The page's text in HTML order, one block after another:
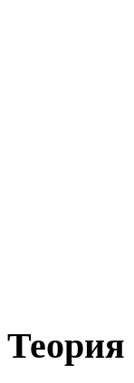
Теория